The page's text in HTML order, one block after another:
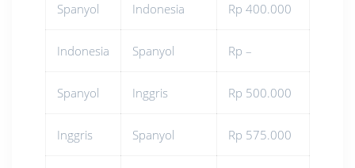
Spanyol Indonesia Rp 400.000
Indonesia Spanyol Rp –
Spanyol Inggris Rp 500.000
Inggris Spanyol Rp 575.000